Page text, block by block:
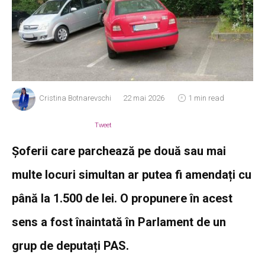
Cristina Botnarevschi 22 mai 2026 1 min read
Tweet
Șoferii care parchează pe două sau mai
multe locuri simultan ar putea fi amendați cu
până la 1.500 de lei. O propunere în acest
sens a fost înaintată în Parlament de un
grup de deputați PAS.